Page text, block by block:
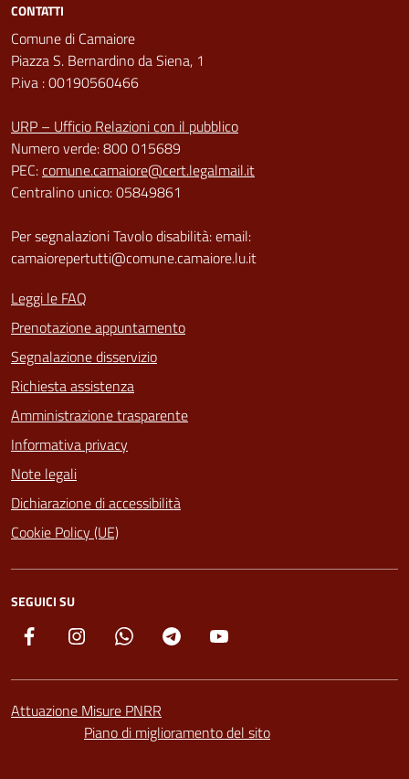
CONTATTI
Comune di Camaiore
Piazza S. Bernardino da Siena, 1
P.iva : 00190560466
URP – Ufficio Relazioni con il pubblico
Numero verde: 800 015689
PEC:comune.camaiore@cert.legalmail.it
Centralino unico: 05849861
Per segnalazioni Tavolo disabilità: email:
camaiorepertutti@comune.camaiore.lu.it
Leggi le FAQ
Prenotazione appuntamento
Segnalazione disservizio
Richiesta assistenza
Amministrazione trasparente
Informativa privacy
Note legali
Dichiarazione di accessibilità
Cookie Policy (UE)
SEGUICI SU
Facebook Instagram Whatsapp Telegram
Attuazione Misure PNRR
Piano di miglioramento del sito